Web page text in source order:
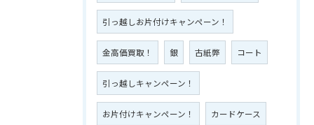
引っ越しお片付けキャンペーン！
金高価買取！ 銀 古紙弊 コート
引っ越しキャンペーン！
お片付けキャンペーン！ カードケース